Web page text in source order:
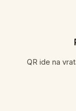
QR ide na